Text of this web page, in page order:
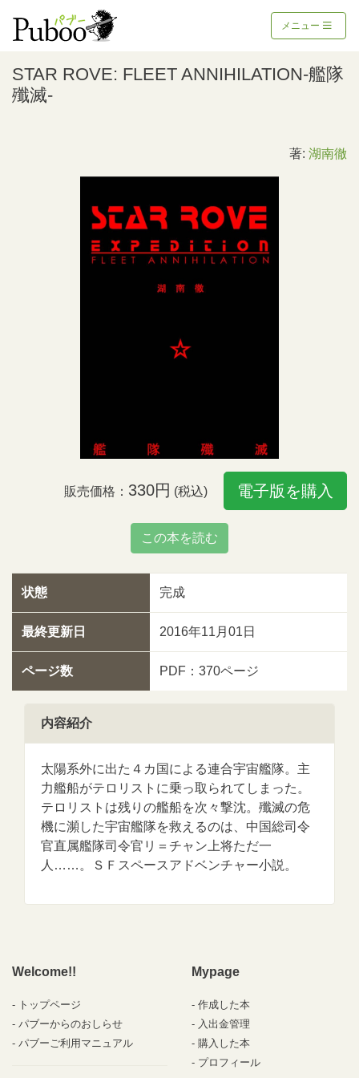
メニュー
STAR ROVE: FLEET ANNIHILATION-艦隊
殲滅-
著: 湖南徹
販売価格： 330円 (税込) 電子版を購入
この本を読む
状態 完成
最終更新日 2016年11月01日
ページ数 PDF：370ページ
内容紹介
太陽系外に出た４カ国による連合宇宙艦隊。主
力艦船がテロリストに乗っ取られてしまった。
テロリストは残りの艦船を次々撃沈。殲滅の危
機に瀕した宇宙艦隊を救えるのは、中国総司令
官直属艦隊司令官リ＝チャン上将ただ一
人……。ＳＦスペースアドベンチャー小説。
Welcome!!
トップページ
パブーからのおしらせ
パブーご利用マニュアル
Mypage
作成した本
入出金管理
購入した本
プロフィール